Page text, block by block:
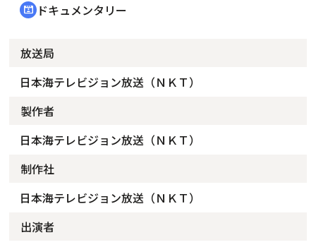
cinematic_blur ドキュメンタリー
放送局
日本海テレビジョン放送（ＮＫＴ）
製作者
日本海テレビジョン放送（ＮＫＴ）
制作社
日本海テレビジョン放送（ＮＫＴ）
出演者